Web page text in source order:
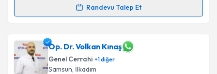
Randevu Talep Et
takvim hazırlandığında e-posta ile bilgilendireceğiz.
E-posta Adresiniz
Op. Dr. Volkan Kınaş
Genel Cerrahi +1diğer
Samsun, İlkadım